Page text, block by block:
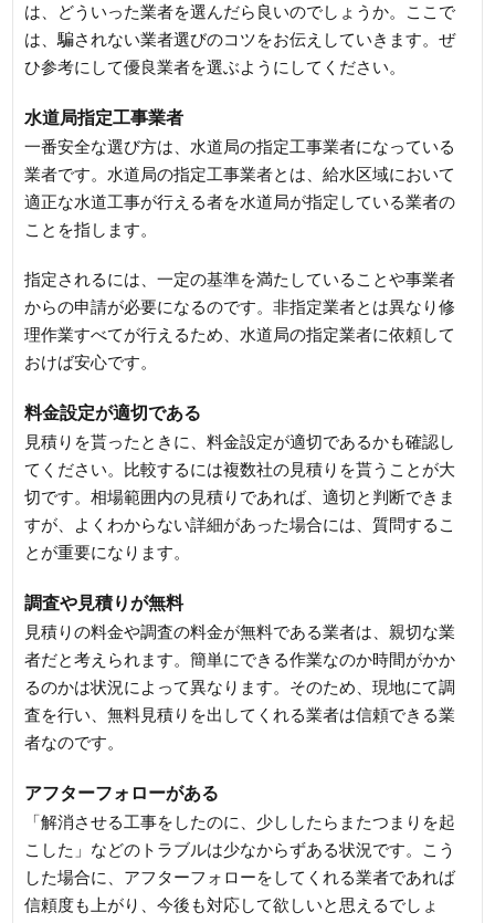
は、どういった業者を選んだら良いのでしょうか。ここで
は、騙されない業者選びのコツをお伝えしていきます。ぜ
ひ参考にして優良業者を選ぶようにしてください。
水道局指定工事業者
一番安全な選び方は、水道局の指定工事業者になっている
業者です。水道局の指定工事業者とは、給水区域において
適正な水道工事が行える者を水道局が指定している業者の
ことを指します。
指定されるには、一定の基準を満たしていることや事業者
からの申請が必要になるのです。非指定業者とは異なり修
理作業すべてが行えるため、水道局の指定業者に依頼して
おけば安心です。
料金設定が適切である
見積りを貰ったときに、料金設定が適切であるかも確認し
てください。比較するには複数社の見積りを貰うことが大
切です。相場範囲内の見積りであれば、適切と判断できま
すが、よくわからない詳細があった場合には、質問するこ
とが重要になります。
調査や見積りが無料
見積りの料金や調査の料金が無料である業者は、親切な業
者だと考えられます。簡単にできる作業なのか時間がかか
るのかは状況によって異なります。そのため、現地にて調
査を行い、無料見積りを出してくれる業者は信頼できる業
者なのです。
アフターフォローがある
「解消させる工事をしたのに、少ししたらまたつまりを起
こした」などのトラブルは少なからずある状況です。こう
した場合に、アフターフォローをしてくれる業者であれば
信頼度も上がり、今後も対応して欲しいと思えるでしょ